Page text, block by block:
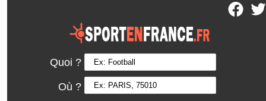
Quoi ?
Où ?